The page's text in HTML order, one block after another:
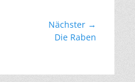
Nächster →
Die Raben